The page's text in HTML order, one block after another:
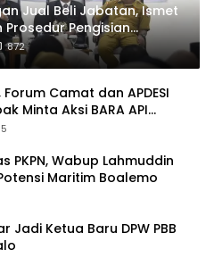
Jual Beli Jabatan, Ismet
Prosedur Pengisian
872
Camat dan APDESI
Minta Aksi BARA API
PKPN, Wabup Lahmuddin
Maritim Boalemo
Jadi Ketua Baru DPW PBB